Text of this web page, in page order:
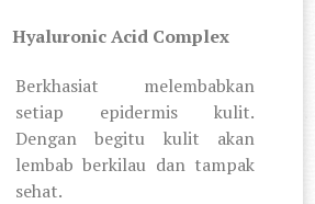
Hyaluronic Acid Complex
Berkhasiat melembabkan
setiap epidermis kulit.
Dengan begitu kulit akan
lembab berkilau dan tampak
sehat.